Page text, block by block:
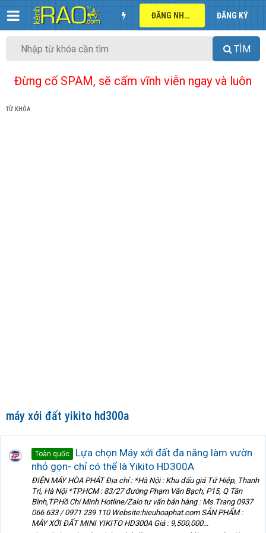
ĐĂNG NHẬP ĐĂNG KÝ
TÌM
Đừng cố SPAM, sẽ cấm vĩnh viễn ngay và luôn
TỪ KHÓA
máy xới đất yikito hd300a
Toàn quốc
Lựa chọn Máy xới đất đa năng làm vườn
nhỏ gọn- chỉ có thể là Yikito HD300A
ĐIỆN MÁY HÒA PHÁT Địa chỉ : *Hà Nội : Khu đấu giá Tứ Hiệp, Thanh
Trì, Hà Nội *TP.HCM : 83/27 đường Phạm Văn Bạch, P15, Q Tân
Bình,TP.Hồ Chí Minh Hotline/Zalo tư vấn bán hàng : Ms.Trang 0937
066 633 / 0971 239 110 Website:hieuhoaphat.com SẢN PHẨM :
MÁY XỚI ĐẤT MINI YIKITO HD300A Giá : 9,500,000...